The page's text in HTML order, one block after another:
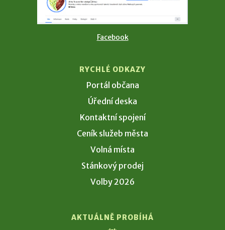
Facebook
RYCHLÉ ODKAZY
Portál občana
Úřední deska
Kontaktní spojení
Ceník služeb města
Volná místa
Stánkový prodej
Volby 2026
AKTUÁLNĚ PROBÍHÁ